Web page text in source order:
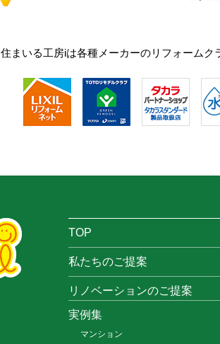
住まいる工房iは各種メーカーのリフォームク
TOP
私たちのご提案
リノベーションのご提案
実例集
マンション